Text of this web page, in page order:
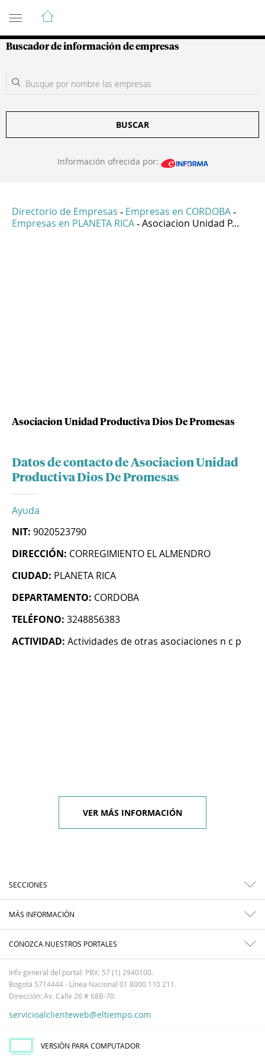
Guía de Empresas Colombianas
Buscador de información de empresas
BUSCAR
Información ofrecida por:
Directorio de Empresas - Empresas en CORDOBA -
Empresas en PLANETA RICA - Asociacion Unidad P...
Asociacion Unidad Productiva Dios De Promesas
Datos de contacto de Asociacion Unidad
Productiva Dios De Promesas
Ayuda
NIT: 9020523790
DIRECCIÓN: CORREGIMIENTO EL ALMENDRO
CIUDAD: PLANETA RICA
DEPARTAMENTO: CORDOBA
TELÉFONO: 3248856383
ACTIVIDAD: Actividades de otras asociaciones n c p
VER MÁS INFORMACIÓN
SECCIONES
MÁS INFORMACIÓN
CONOZCA NUESTROS PORTALES
Info general del portal: PBX: 57 (1) 2940100.
Bogotá 5714444 - Línea Nacional 01 8000 110 211.
Dirección: Av. Calle 26 # 68B-70.
servicioalclienteweb@eltiempo.com
VERSIÓN PARA COMPUTADOR